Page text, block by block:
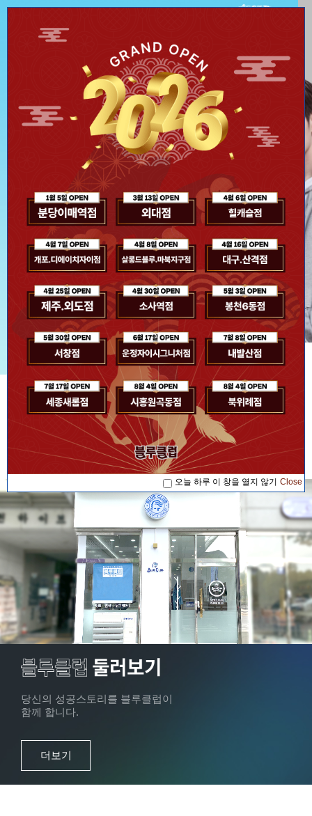
신제품 스파클링 라인 출신
극강의 시원함을 선사하다
두피 속까지 톡! 쏘는
스파클링 헤어 팩&토닉
공지사항
[공지사항] [블루소식]2026. 07. 17 '블루...
[공지사항] [블루소식]2026. 08. 04 '블루...
[공지사항] [블루소식]2026. 08. 04 '블루...
[공지사항] [블루소식]2026. 07. 17 '블루...
[공지사항] [블루소식]2026. 08. 04 '블루...
당신의 성공스토리를 블루클럽이
함께 합니다.
더보기
오늘 하루 이 창을 열지 않기 Close
오늘 하루 이 창을 열지 않기 Close
오늘 하루 이 창을 열지 않기 Close